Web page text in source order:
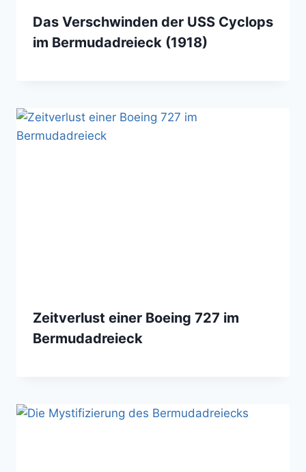
Das Verschwinden der USS Cyclops
im Bermudadreieck (1918)
Zeitverlust einer Boeing 727 im
Bermudadreieck